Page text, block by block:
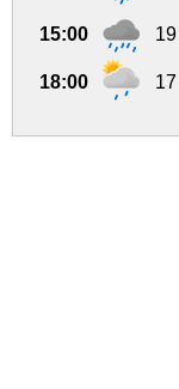
15:00 19
18:00